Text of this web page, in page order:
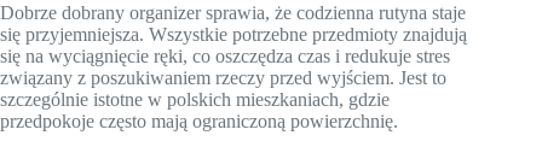
Dobrze dobrany organizer sprawia, że codzienna rutyna staje
się przyjemniejsza. Wszystkie potrzebne przedmioty znajdują
się na wyciągnięcie ręki, co oszczędza czas i redukuje stres
związany z poszukiwaniem rzeczy przed wyjściem. Jest to
szczególnie istotne w polskich mieszkaniach, gdzie
przedpokoje często mają ograniczoną powierzchnię.